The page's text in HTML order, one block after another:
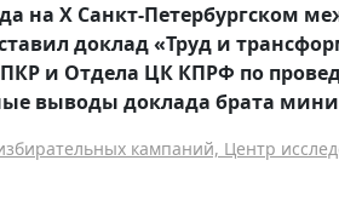
на X Санкт-Петербургском
доклад «Труд и
и Отдела ЦК КПРФ по
выводы доклада брата
кампаний, Центр